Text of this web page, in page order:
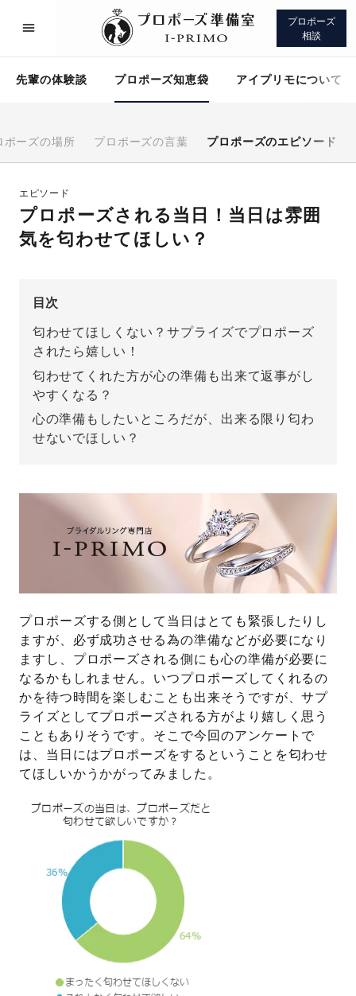
プロポーズ
相談
先輩の体験談 プロポーズ知恵袋 アイプリモについて
ポーズの場所 プロポーズの言葉 プロポーズのエピソード
エピソード
プロポーズされる当日！当日は雰囲
気を匂わせてほしい？
目次
匂わせてほしくない？サプライズでプロポーズ
されたら嬉しい！
匂わせてくれた方が心の準備も出来て返事がし
やすくなる？
心の準備もしたいところだが、出来る限り匂わ
せないでほしい？
プロポーズする側として当日はとても緊張したりし
ますが、必ず成功させる為の準備などが必要になり
ますし、プロポーズされる側にも心の準備が必要に
なるかもしれません。いつプロポーズしてくれるの
かを待つ時間を楽しむことも出来そうですが、サプ
ライズとしてプロポーズされる方がより嬉しく思う
こともありそうです。そこで今回のアンケートで
は、当日にはプロポーズをするということを匂わせ
てほしいかうかがってみました。
プロポーズサポート 先輩の体験談
プロポーズ知恵袋
プロポーズサポート
プロポーズサポートの流れ
プロポーズアイテム
プロポーズシチュエーション診断
婚約指輪マッチング診断
プロポーズプラン検索
先輩の体験談
プロポーズ知恵袋
プロポーズ意識調査結果一覧
プロポーズの方法
タイミング
プレゼント
場所
言葉
エピソード
アイプリモについて
ニュース
婚約指輪のご購入と
プロポーズのご相談
I-PRIMO公式サイト
I-PRIMO公式オンラインショップ
Follow us on